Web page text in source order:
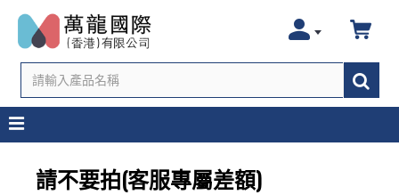
請不要拍(客服專屬差額)